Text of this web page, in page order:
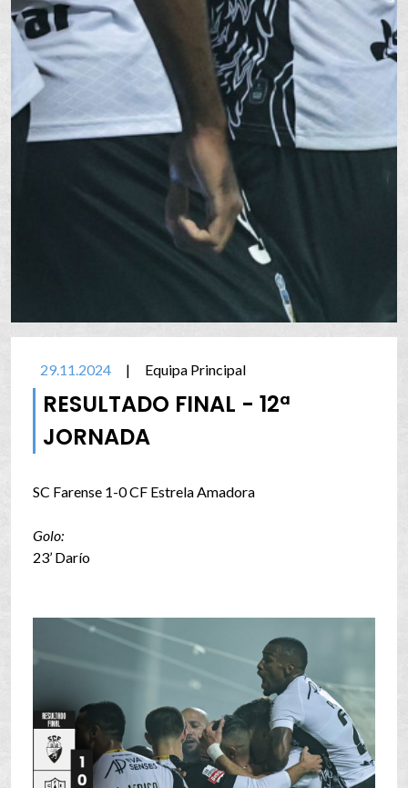
29.11.2024 | Equipa Principal
RESULTADO FINAL - 12ª
JORNADA
SC Farense 1-0 CF Estrela Amadora
Golo:
23’ Darío